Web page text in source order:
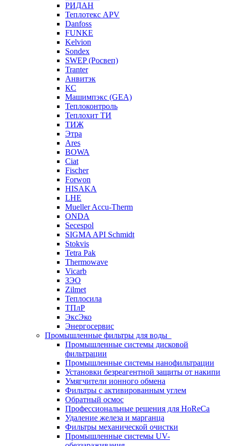
РИДАН
Теплотекс APV
Danfoss
FUNKE
Kelvion
Sondex
SWEP (Росвеп)
Tranter
Анвитэк
КС
Машимпэкс (GEA)
Теплоконтроль
Теплохит ТИ
ТИЖ
Этра
Ares
BOWA
Ciat
Fischer
Forwon
HISAKA
LHE
Mueller Accu-Therm
ONDA
Secespol
SIGMA API Schmidt
Stokvis
Tetra Pak
Thermowave
Vicarb
ЗЭО
Zilmet
Теплосила
ТПлР
ЭксЭко
Энергосервис
Промышленные фильтры для воды
Промышленные системы дисковой
фильтрации
Промышленные системы нанофильтрации
Установки безреагентной защиты от накипи
Умягчители ионного обмена
Фильтры с активированным углем
Обратный осмос
Профессиональные решения для HoReCa
Удаление железа и марганца
Фильтры механической очистки
Промышленные системы UV-